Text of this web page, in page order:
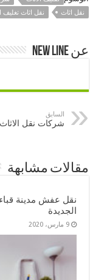
نقل اثاث
نقل اثاث تغليف
عن New Line
السابق
شركات نقل الاثاث
مقالات مشابهة
الجديدة
9 مارس، 2020